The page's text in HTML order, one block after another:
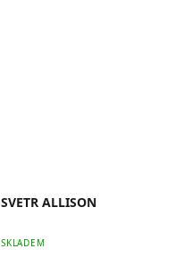
SVETR ALLISON
SKLADEM